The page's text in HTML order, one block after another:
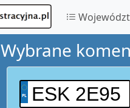
Wybrane
ESK 2E95